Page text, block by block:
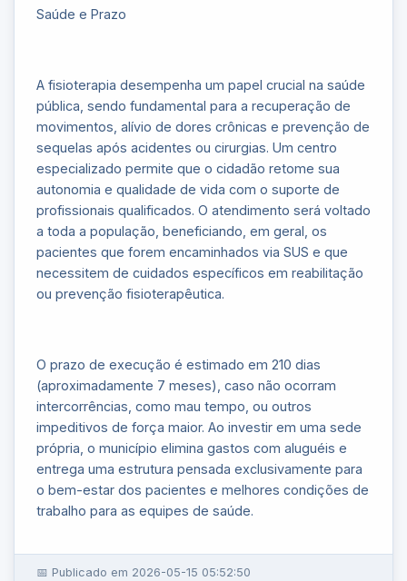
Saúde e Prazo
A fisioterapia desempenha um papel crucial na saúde
pública, sendo fundamental para a recuperação de
movimentos, alívio de dores crônicas e prevenção de
sequelas após acidentes ou cirurgias. Um centro
especializado permite que o cidadão retome sua
autonomia e qualidade de vida com o suporte de
profissionais qualificados. O atendimento será voltado
a toda a população, beneficiando, em geral, os
pacientes que forem encaminhados via SUS e que
necessitem de cuidados específicos em reabilitação
ou prevenção fisioterapêutica.
O prazo de execução é estimado em 210 dias
(aproximadamente 7 meses), caso não ocorram
intercorrências, como mau tempo, ou outros
impeditivos de força maior. Ao investir em uma sede
própria, o município elimina gastos com aluguéis e
entrega uma estrutura pensada exclusivamente para
o bem-estar dos pacientes e melhores condições de
trabalho para as equipes de saúde.
📅 Publicado em 2026-05-15 05:52:50